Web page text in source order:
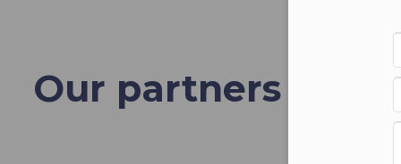
Our partners